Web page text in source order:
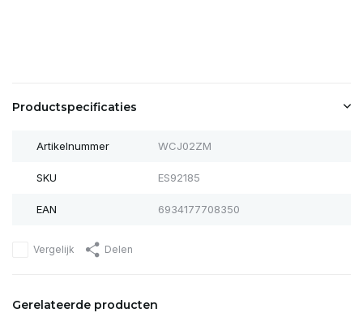
Productspecificaties
Artikelnummer WCJ02ZM
SKU ES92185
EAN 6934177708350
Vergelijk Delen
Gerelateerde producten